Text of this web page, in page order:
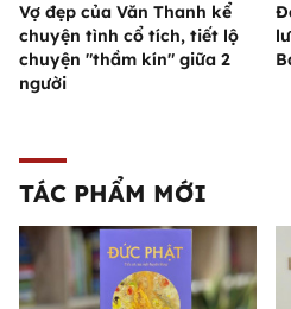
Vợ đẹp của Văn Thanh kể
chuyện tình cổ tích, tiết lộ
chuyện "thầm kín" giữa 2
người
TÁC PHẨM MỚI